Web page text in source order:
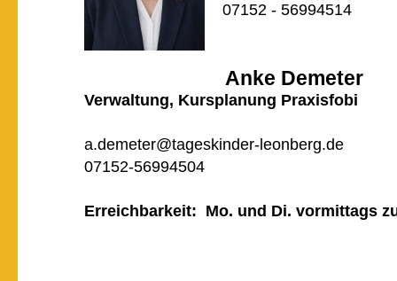
07152 - 56994514
Anke Demeter
Verwaltung, Kursplanung Praxisfobi
a.demeter@tageskinder-leonberg.de
07152-56994504
Erreichbarkeit: Mo. und Di. vormittags